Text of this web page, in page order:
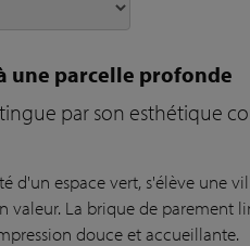
une parcelle profonde
par son esthétique
d'un espace vert, s'élève une
valeur. La brique de parement
douce et accueillante.